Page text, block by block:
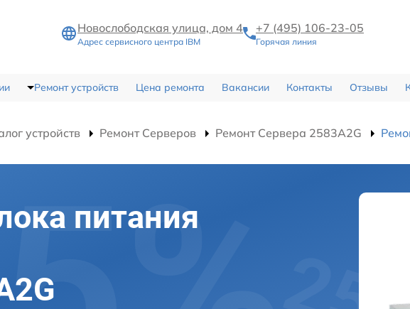
Новослободская улица, дом 4
Адрес сервисного центра IBM
+7 (495) 106-23-05
Горячая линия
Ремонт устройств Цена ремонта Вакансии Контакты Отзывы
устройств Ремонт Серверов Ремонт Сервера 2583A2G
питания